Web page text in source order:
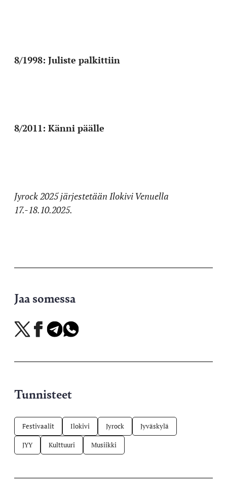
8/1998: Juliste palkittiin
8/2011: Känni päälle
Jyrock 2025 järjestetään Ilokivi Venuella
17.-18.10.2025.
Jaa somessa
Jaa
X-
Jaa
Facebookissa
Jaa
Telegramissa
Jaa
WhatsAppissa
Tunnisteet
Festivaalit Ilokivi Jyrock Jyväskylä
JYY Kulttuuri Musiikki